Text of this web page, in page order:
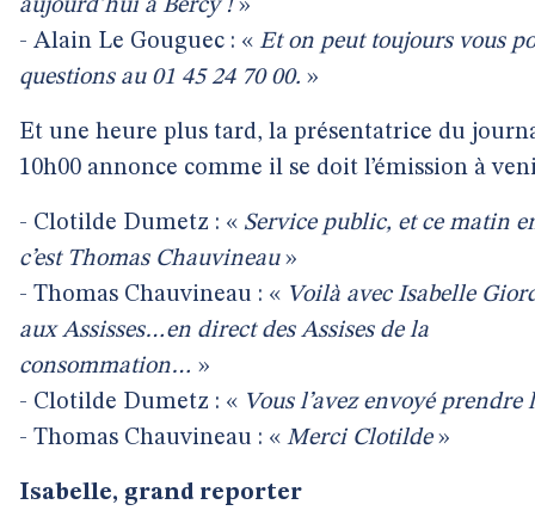
aujourd’hui à Bercy !»
- Alain Le Gouguec : « Et on peut toujours vous
questions au 01 45 24 70 00. »
Et une heure plus tard, la présentatrice du
10h00 annonce comme il se doit l’émission à
- Clotilde Dumetz : « Service public, et ce matin
c’est Thomas Chauvineau»
- Thomas Chauvineau : « Voilà avec Isabelle
aux Assisses…en direct des Assises de la
consommation… »
- Clotilde Dumetz : « Vous l’avez envoyé prendre
- Thomas Chauvineau : « Merci Clotilde»
Isabelle, grand reporter